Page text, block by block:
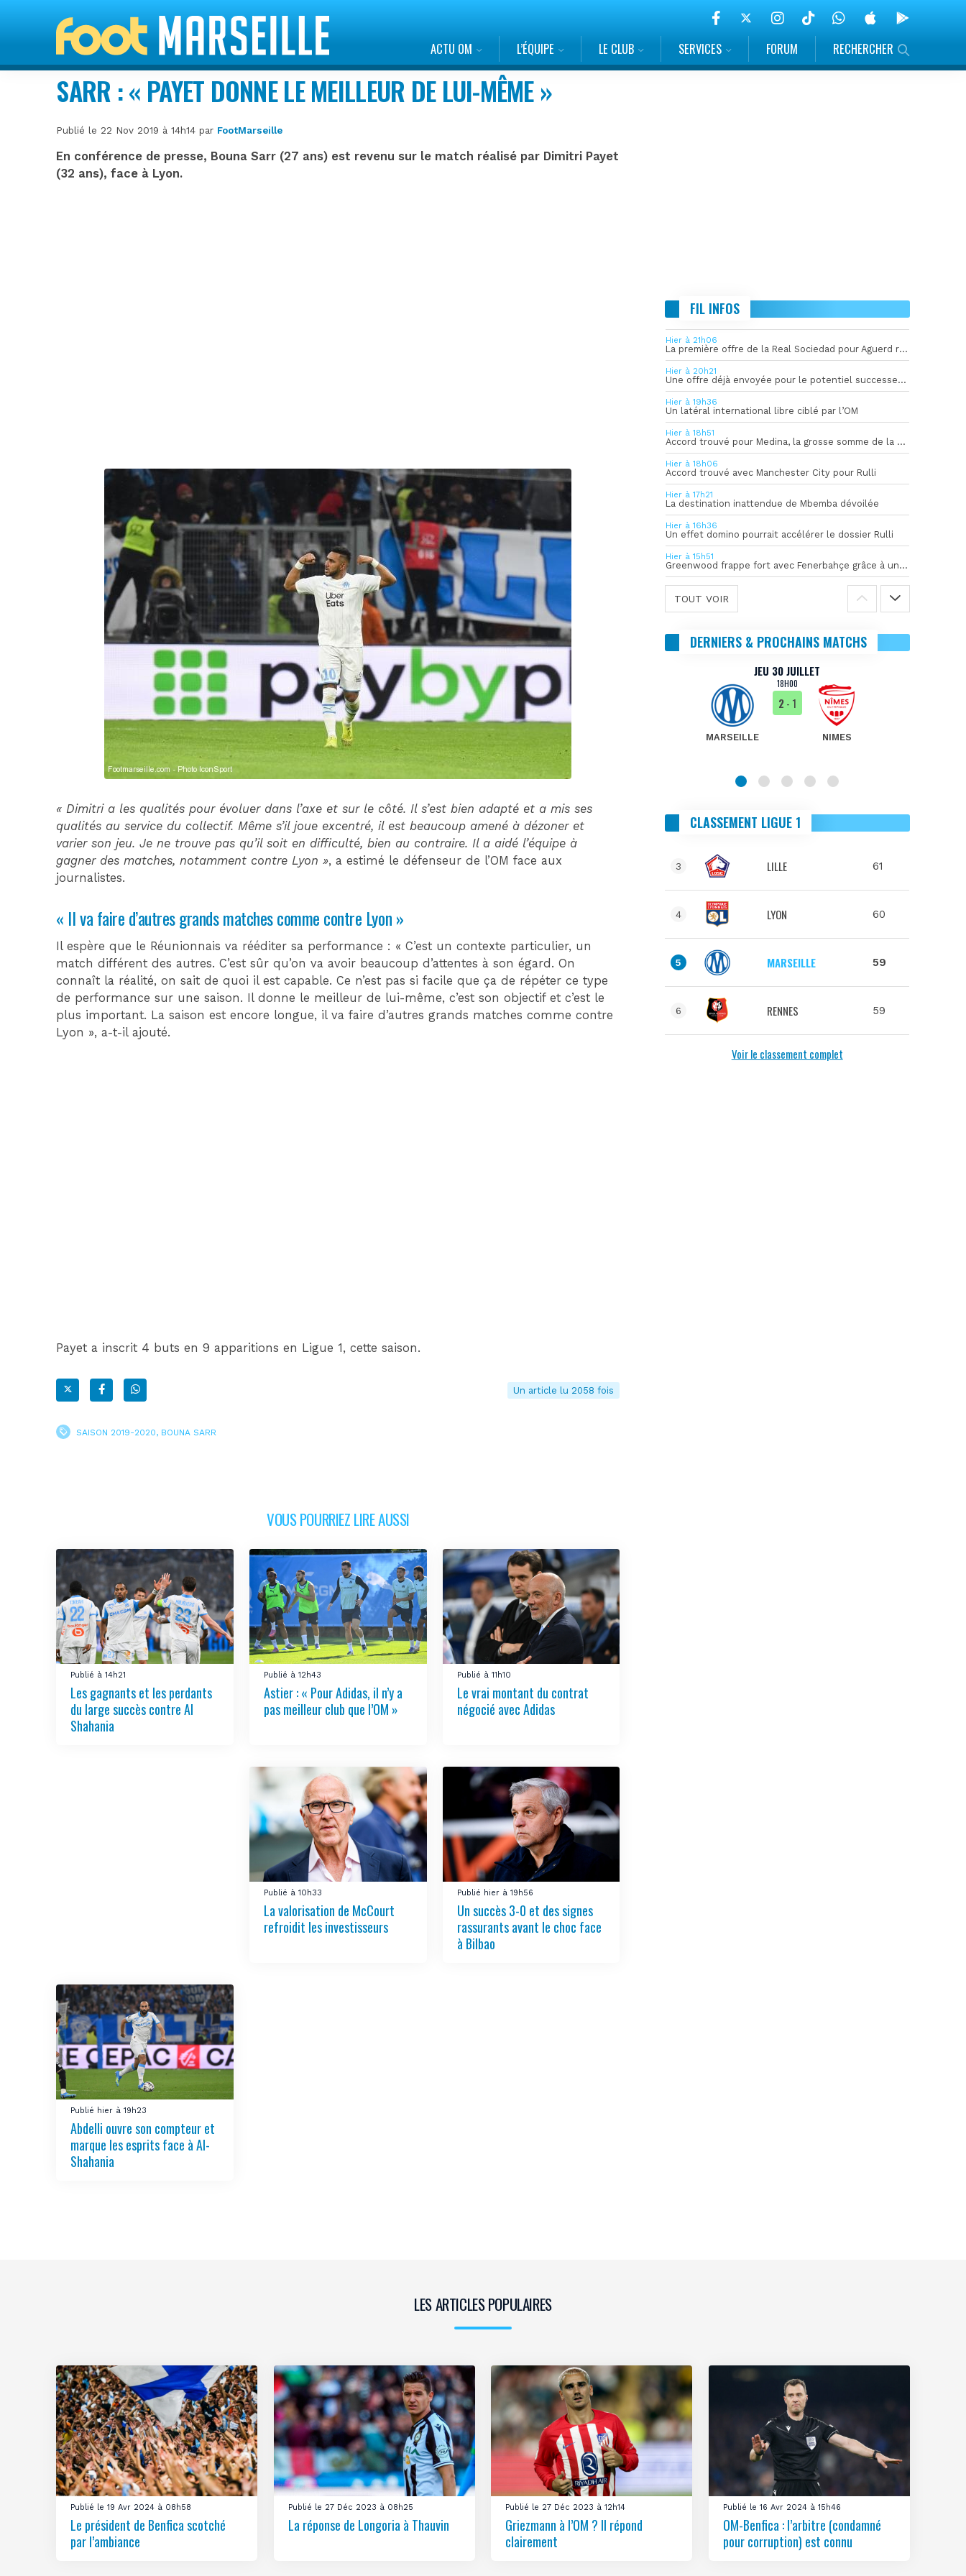
ACTU OM L’ÉQUIPE LE CLUB SERVICES FORUM RECHERCHER
SARR : « PAYET DONNE LE MEILLEUR DE LUI-MÊME »
Publié le 22 Nov 2019 à 14h14 par FootMarseille
En conférence de presse, Bouna Sarr (27 ans) est revenu sur le match réalisé par Dimitri Payet
(32 ans), face à Lyon.
« Dimitri a les qualités pour évoluer dans l’axe et sur le côté. Il s’est bien adapté et a mis ses
qualités au service du collectif. Même s’il joue excentré, il est beaucoup amené à dézoner et
varier son jeu. Je ne trouve pas qu’il soit en difficulté, bien au contraire. Il a aidé l’équipe à
gagner des matches, notamment contre Lyon », a estimé le défenseur de l’OM face aux
journalistes.
« Il va faire d’autres grands matches comme contre Lyon »
Il espère que le Réunionnais va rééditer sa performance : « C’est un contexte particulier, un
match différent des autres. C’est sûr qu’on va avoir beaucoup d’attentes à son égard. On
connaît la réalité, on sait de quoi il est capable. Ce n’est pas si facile que ça de répéter ce type
de performance sur une saison. Il donne le meilleur de lui-même, c’est son objectif et c’est le
plus important. La saison est encore longue, il va faire d’autres grands matches comme contre
Lyon », a-t-il ajouté.
Payet a inscrit 4 buts en 9 apparitions en Ligue 1, cette saison.
Un article lu 2058 fois
SAISON 2019-2020, BOUNA SARR
VOUS POURRIEZ LIRE AUSSI
Publié à 14h21
Les gagnants et les perdants
du large succès contre Al
Shahania
Publié à 12h43
Astier : « Pour Adidas, il n’y a
pas meilleur club que l’OM »
Publié à 11h10
Le vrai montant du contrat
négocié avec Adidas
Publié à 10h33
La valorisation de McCourt
refroidit les investisseurs
Publié hier à 19h56
Un succès 3-0 et des signes
rassurants avant le choc face
à Bilbao
Publié hier à 19h23
Abdelli ouvre son compteur et
marque les esprits face à Al-
Shahania
FIL INFOS
Hier à 21h06
La première offre de la Real Sociedad pour Aguerd refusée par l’OM
Hier à 20h21
Une offre déjà envoyée pour le potentiel successeur de Rulli
Hier à 19h36
Un latéral international libre ciblé par l’OM
Hier à 18h51
Accord trouvé pour Medina, la grosse somme de la vente dévoilée
Hier à 18h06
Accord trouvé avec Manchester City pour Rulli
Hier à 17h21
La destination inattendue de Mbemba dévoilée
Hier à 16h36
Un effet domino pourrait accélérer le dossier Rulli
Hier à 15h51
Greenwood frappe fort avec Fenerbahçe grâce à un but spectaculaire
TOUT VOIR
DERNIERS & PROCHAINS MATCHS
DIM 30 AOÛT
20H45
MONACO
JEU 30 JUILLET
18H00
MARSEILLE
2- 1
NIMES
CLASSEMENT LIGUE 1
3 LILLE 61
4 LYON 60
5 MARSEILLE 59
6 RENNES 59
Voir le classement complet
LES ARTICLES POPULAIRES
Publié le 19 Avr 2024 à 08h58
Le président de Benfica scotché
par l’ambiance
Publié le 27 Déc 2023 à 08h25
La réponse de Longoria à Thauvin
Publié le 27 Déc 2023 à 12h14
Griezmann à l’OM ? Il répond
clairement
Publié le 16 Avr 2024 à 15h46
OM-Benfica : l’arbitre (condamné
pour corruption) est connu